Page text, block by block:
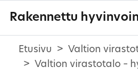
Rakennettu
Etusivu
Valtion
Valtion virastotalo –